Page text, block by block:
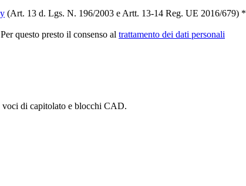
(Art. 13 d. Lgs. N. 196/2003 e Artt. 13-14 Reg. UE 2016/679) *
questo presto il consenso al trattamento dei dati personali
voci di capitolato e blocchi CAD.